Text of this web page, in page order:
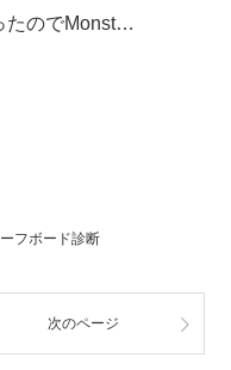
たのでMonst…
フボード診断
次のページ